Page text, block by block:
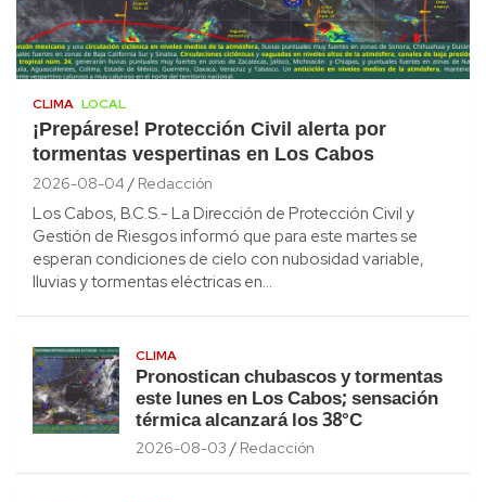
CLIMA LOCAL
¡Prepárese! Protección Civil alerta por
tormentas vespertinas en Los Cabos
2026-08-04 Redacción
Los Cabos, B.C.S.- La Dirección de Protección Civil y
Gestión de Riesgos informó que para este martes se
esperan condiciones de cielo con nubosidad variable,
lluvias y tormentas eléctricas en…
CLIMA
Pronostican chubascos y tormentas
este lunes en Los Cabos; sensación
térmica alcanzará los 38°C
2026-08-03 Redacción